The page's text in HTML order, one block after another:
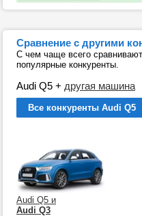
Сравнение с другими
С чем чаще всего
популярные конкуренты.
Audi Q5 + другая машина
Все конкуренты Audi Q5
Audi Q5 и
Audi Q3